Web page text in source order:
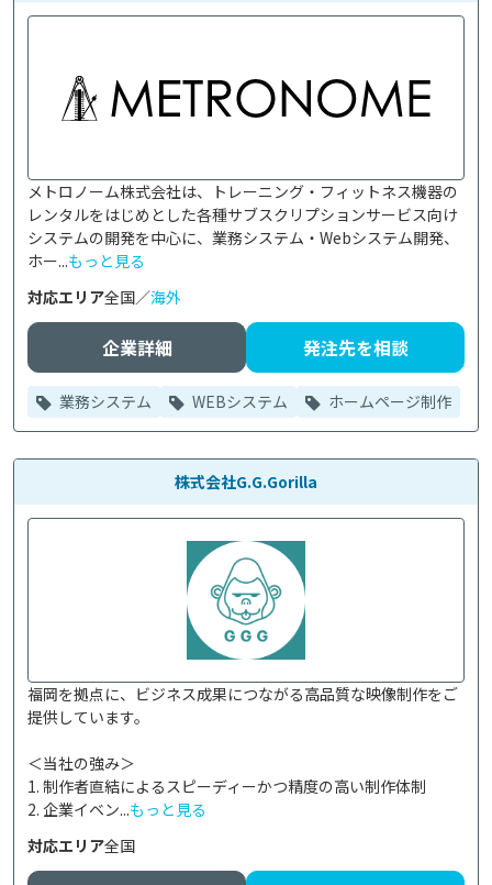
メトロノーム株式会社は、トレーニング・フィットネス機器の
レンタルをはじめとした各種サブスクリプションサービス向け
システムの開発を中心に、業務システム・Webシステム開発、
ホー...もっと見る
対応エリア全国／海外
企業詳細 発注先を相談
業務システム WEBシステム ホームページ制作
株式会社G.G.Gorilla
福岡を拠点に、ビジネス成果につながる高品質な映像制作をご
提供しています。
＜当社の強み＞
1. 制作者直結によるスピーディーかつ精度の高い制作体制
2. 企業イベン...もっと見る
対応エリア全国